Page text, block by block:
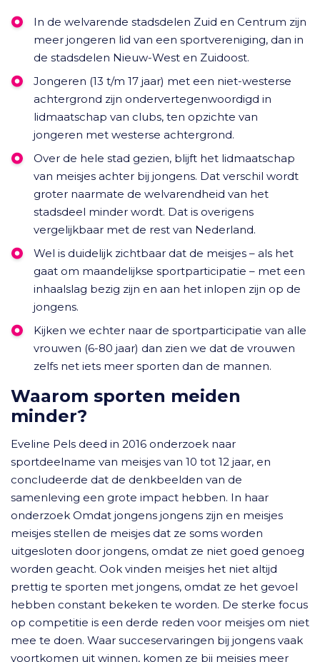
In de welvarende stadsdelen Zuid en Centrum zijn
meer jongeren lid van een sportvereniging, dan in
de stadsdelen Nieuw-West en Zuidoost.
Jongeren (13 t/m 17 jaar) met een niet-westerse
achtergrond zijn ondervertegenwoordigd in
lidmaatschap van clubs, ten opzichte van
jongeren met westerse achtergrond.
Over de hele stad gezien, blijft het lidmaatschap
van meisjes achter bij jongens. Dat verschil wordt
groter naarmate de welvarendheid van het
stadsdeel minder wordt. Dat is overigens
vergelijkbaar met de rest van Nederland.
Wel is duidelijk zichtbaar dat de meisjes – als het
gaat om maandelijkse sportparticipatie – met een
inhaalslag bezig zijn en aan het inlopen zijn op de
jongens.
Kijken we echter naar de sportparticipatie van alle
vrouwen (6-80 jaar) dan zien we dat de vrouwen
zelfs net iets meer sporten dan de mannen.
Waarom sporten meiden
minder?
Eveline Pels deed in 2016 onderzoek naar
sportdeelname van meisjes van 10 tot 12 jaar, en
concludeerde dat de denkbeelden van de
samenleving een grote impact hebben. In haar
onderzoek Omdat jongens jongens zijn en meisjes
meisjes stellen de meisjes dat ze soms worden
uitgesloten door jongens, omdat ze niet goed genoeg
worden geacht. Ook vinden meisjes het niet altijd
prettig te sporten met jongens, omdat ze het gevoel
hebben constant bekeken te worden. De sterke focus
op competitie is een derde reden voor meisjes om niet
mee te doen. Waar succeservaringen bij jongens vaak
voortkomen uit winnen, komen ze bij meisjes meer